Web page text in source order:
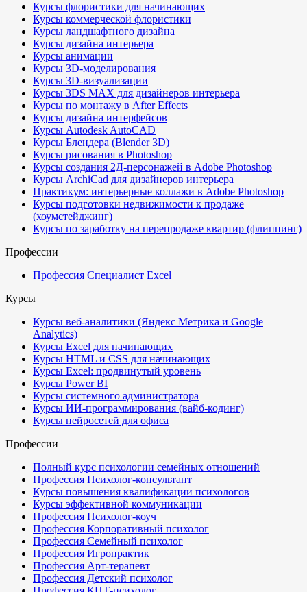
Курсы флористики для начинающих
Курсы коммерческой флористики
Курсы ландшафтного дизайна
Курсы дизайна интерьера
Курсы анимации
Курсы 3D-моделирования
Курсы 3D-визуализации
Курсы 3DS MAX для дизайнеров интерьера
Курсы по монтажу в After Effects
Курсы дизайна интерфейсов
Курсы Autodesk AutoCAD
Курсы Блендера (Blender 3D)
Курсы рисования в Photoshop
Курсы создания 2Д-персонажей в Adobe Photoshop
Курсы ArchiCad для дизайнеров интерьера
Практикум: интерьерные коллажи в Adobe Photoshop
Курсы подготовки недвижимости к продаже
(хоумстейджинг)
Курсы по заработку на перепродаже квартир (флиппинг)
Профессии
Профессия Специалист Excel
Курсы
Курсы веб-аналитики (Яндекс Метрика и Google
Analytics)
Курсы Excel для начинающих
Курсы HTML и CSS для начинающих
Курсы Excel: продвинутый уровень
Курсы Power BI
Курсы системного администратора
Курсы ИИ-программирования (вайб-кодинг)
Курсы нейросетей для офиса
Профессии
Полный курс психологии семейных отношений
Профессия Психолог-консультант
Курсы повышения квалификации психологов
Курсы эффективной коммуникации
Профессия Психолог-коуч
Профессия Корпоративный психолог
Профессия Семейный психолог
Профессия Игропрактик
Профессия Арт-терапевт
Профессия Детский психолог